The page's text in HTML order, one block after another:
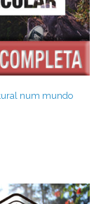
num mundo